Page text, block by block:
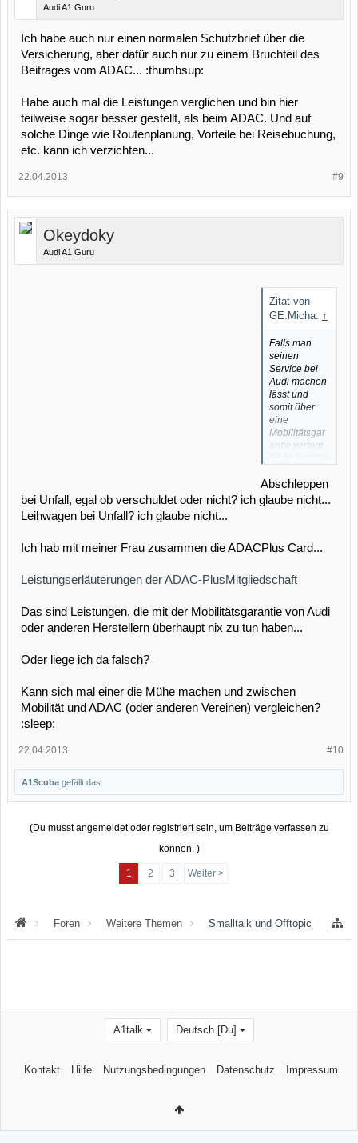
Audi A1 Guru
Ich habe auch nur einen normalen Schutzbrief über die
Versicherung, aber dafür auch nur zu einem Bruchteil des
Beitrages vom ADAC... :thumbsup:
Habe auch mal die Leistungen verglichen und bin hier
teilweise sogar besser gestellt, als beim ADAC. Und auf
solche Dinge wie Routenplanung, Vorteile bei Reisebuchung,
etc. kann ich verzichten...
#9
22.04.2013
Okeydoky
Audi A1 Guru
Zitat von
GE.Micha: ↑
Falls man
seinen
Service bei
Audi machen
lässt und
somit über
eine
Mobilitätsgar
antie verfügt
zumindest zu
überdenken.
Abschleppen,
den Fall,
beinhaltet die
antie von
Audi ebenso.
Mobilitätsgar
antie der
Hersteller
Feld, um es in
Größe
anzuzeigen.
Abschleppen
bei Unfall, egal ob verschuldet oder nicht? ich glaube nicht...
Leihwagen bei Unfall? ich glaube nicht...
Ich hab mit meiner Frau zusammen die ADACPlus Card...
Leistungserläuterungen der ADAC-PlusMitgliedschaft
Das sind Leistungen, die mit der Mobilitätsgarantie von Audi
oder anderen Herstellern überhaupt nix zu tun haben...
Oder liege ich da falsch?
Kann sich mal einer die Mühe machen und zwischen
Mobilität und ADAC (oder anderen Vereinen) vergleichen?
:sleep:
#10
22.04.2013
A1Scuba gefällt das.
(Du musst angemeldet oder registriert sein, um Beiträge verfassen zu
können. )
1 2 3 Weiter >
Foren Weitere Themen Smalltalk und Offtopic
A1talk Deutsch [Du]
Kontakt Hilfe Nutzungsbedingungen Datenschutz Impressum